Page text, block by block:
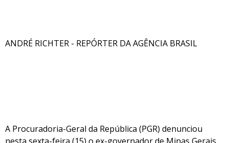
ANDRÉ RICHTER - REPÓRTER DA AGÊNCIA BRASIL
A Procuradoria-Geral da República (PGR) denunciou